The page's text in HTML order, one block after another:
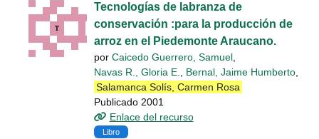
Tecnologías de labranza de
conservación :para la producción de
arroz en el Piedemonte Araucano.
por Caicedo Guerrero, Samuel
Navas R., Gloria E.
Bernal, Jaime Humberto
Salamanca Solís, Carmen Rosa
Publicado 2001
Enlace del recurso
Libro